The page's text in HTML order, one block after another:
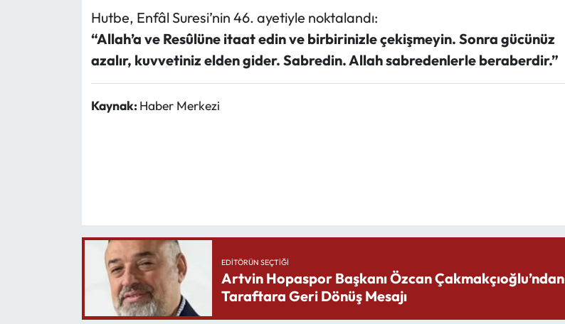
Hutbe, Enfâl Suresi’nin 46. ayetiyle noktalandı:
“Allah’a ve Resûlüne itaat edin ve birbirinizle çekişmeyin. Sonra gücünüz
azalır, kuvvetiniz elden gider. Sabredin. Allah sabredenlerle beraberdir.”
Kaynak: Haber Merkezi
EDITÖRÜN SEÇTIĞI
Artvin Hopaspor Başkanı Özcan Çakmakçıoğlu’ndan
Taraftara Geri Dönüş Mesajı